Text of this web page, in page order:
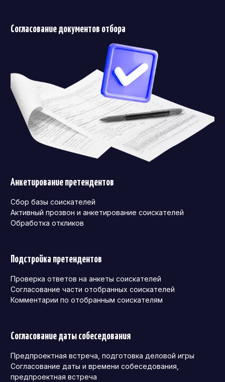
Согласование документов отбора
Анкетирование претендентов
Сбор базы соискателей
Активный прозвон и анкетирование соискателей
Обработка откликов
Подстройка претендентов
Проверка ответов на анкеты соискателей
Согласование части отобранных соискателей
Комментарии по отобранным соискателям
Согласование даты собеседования
Предпроектная встреча, подготовка деловой игры
Согласование даты и времени собеседования,
предпроектная встреча